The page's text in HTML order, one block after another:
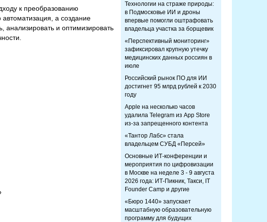
к преобразованию
а создание
анализировать и оптимизировать
Технологии на страже природы:
в Подмосковье ИИ и дроны
впервые помогли оштрафовать
владельца участка за борщевик
«Перспективный мониторинг»
зафиксировал крупную утечку
медицинских данных россиян в
июле
Российский рынок ПО для ИИ
достигнет 95 млрд рублей к 2030
году
Apple на несколько часов
удалила Telegram из App Store
из-за запрещенного контента
«Тантор Лабс» стала
владельцем СУБД «Персей»
Основные ИТ-конференции и
мероприятия по цифровизации
в Москве на неделе 3 - 9 августа
2026 года: ИТ-Пикник, Такси, IT
Founder Camp и другие
«Бюро 1440» запускает
масштабную образовательную
программу для будущих